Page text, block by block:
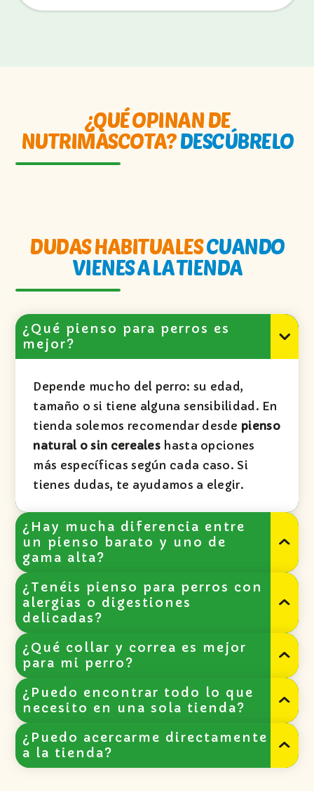
¿QUÉ OPINAN DE
NUTRIMASCOTA?DESCÚBRELO
DUDAS HABITUALESCUANDO
VIENES A LA TIENDA
¿Qué pienso para perros es
mejor?
Depende mucho del perro: su edad,
tamaño o si tiene alguna sensibilidad. En
tienda solemos recomendar desde pienso
natural o sin cereales hasta opciones
más específicas según cada caso. Si
tienes dudas, te ayudamos a elegir.
¿Hay mucha diferencia entre
un pienso barato y uno de
gama alta?
Sí, bastante. Un buen pienso para perros
de gama alta
pelo y energía. Muchas veces se nota en
pocas semanas, sobre todo en perros con
¿Tenéis pienso para perros con
alergias o digestiones
delicadas?
Sí, tenemos opciones de
alternativas pensadas para problemas
¿Qué collar y correa es mejor
para mi perro?
Depende del tamaño del perro, de cómo
día. En tienda te ayudamos a elegir entre
¿Puedo encontrar todo lo que
necesito en una sola tienda?
Sí, esa es la idea. Aquí puedes encontrar
desde pienso para perros, collares y
¿Puedo acercarme directamente
a la tienda?